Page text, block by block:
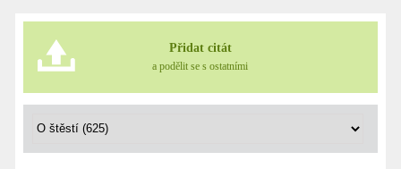
Přidat citát
a podělit se s ostatními